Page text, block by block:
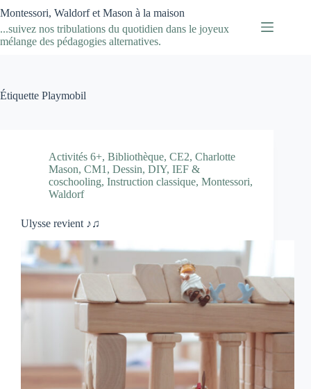
au
contenu
Montessori, Waldorf et Mason à la maison
...suivez nos tribulations du quotidien dans le joyeux
mélange des pédagogies alternatives.
Étiquette Playmobil
Activités 6+, Bibliothèque, CE2, Charlotte
Mason, CM1 , Dessin, DIY, IEF &
coschooling, Instruction classique, Montessori,
Waldorf
Ulysse revient ♪♫